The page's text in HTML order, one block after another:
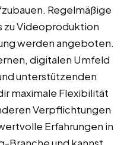
Regelmäßige
zu Videoproduktion
werden angeboten.
digitalen Umfeld
unterstützenden
maximale Flexibilität
Verpflichtungen
Erfahrungen in